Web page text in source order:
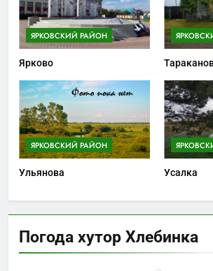
ЯРКОВСКИЙ РАЙОН
Ярково
ЯРКОВСКИЙ РАЙОН
Ульянова Усалка
Погода хутор Хлебинка